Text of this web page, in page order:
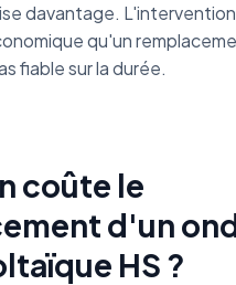
davantage.
qu'un
fiable sur la durée.
coûte le
d'un
HS ?